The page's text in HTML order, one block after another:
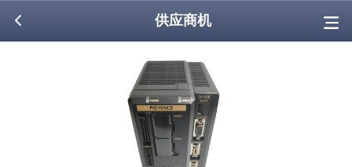
供应商机